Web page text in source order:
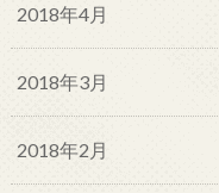
2018年4月
2018年3月
2018年2月